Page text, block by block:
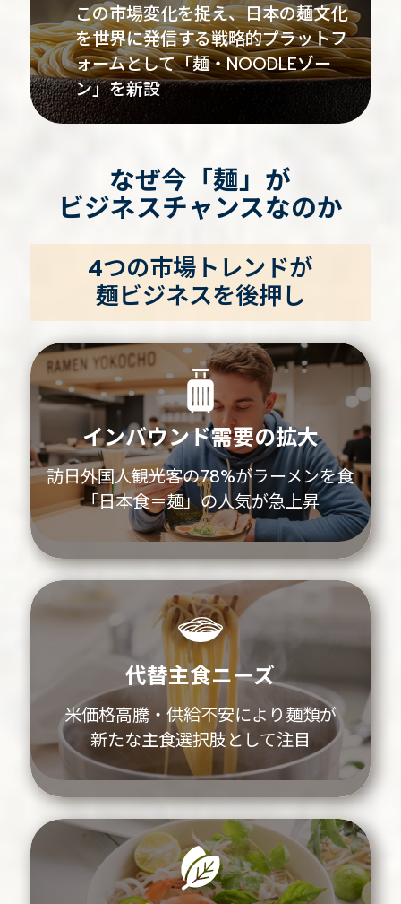
この市場変化を捉え、日本の麺文化
を世界に発信する戦略的プラットフ
ォームとして「麺・NOODLEゾー
ン」を新設
なぜ今「麺」が
ビジネスチャンスなのか
4つの市場トレンドが
麺ビジネスを後押し
インバウンド需要の拡大
訪日外国人観光客の78%がラーメンを食
「日本食＝麺」の人気が急上昇
代替主食ニーズ
米価格高騰・供給不安により麺類が
新たな主食選択肢として注目